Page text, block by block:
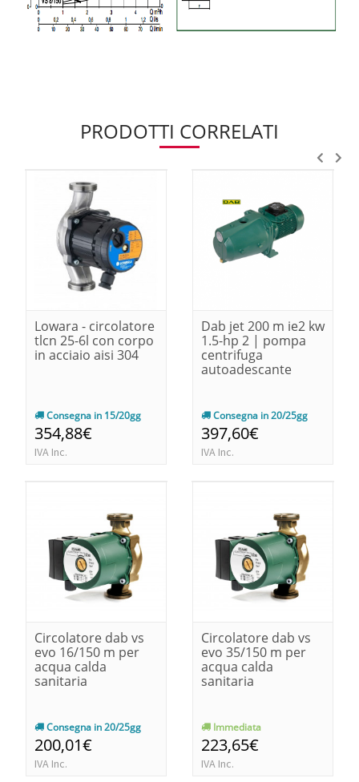
PRODOTTI CORRELATI
Lowara - circolatore
tlcn 25-6l con corpo
in acciaio aisi 304
Consegna in 15/20gg
354,88€
IVA Inc.
Dab jet 200 m ie2 kw
1.5-hp 2 | pompa
centrifuga
autoadescante
Consegna in 20/25gg
397,60€
IVA Inc.
Circolatore dab vs
evo 16/150 m per
acqua calda
sanitaria
Consegna in 20/25gg
200,01€
IVA Inc.
Circolatore dab vs
evo 35/150 m per
acqua calda
sanitaria
Immediata
223,65€
IVA Inc.